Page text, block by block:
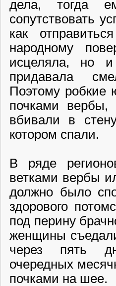
дела, тогда
сопутствовать
как
народному
исцеляла, но и
придавала
Поэтому робкие
почками
вбивали в
котором спали.
В ряде
ветками вербы
должно было
здорового
под перину
женщины
через пять
очередных
почками на шее.